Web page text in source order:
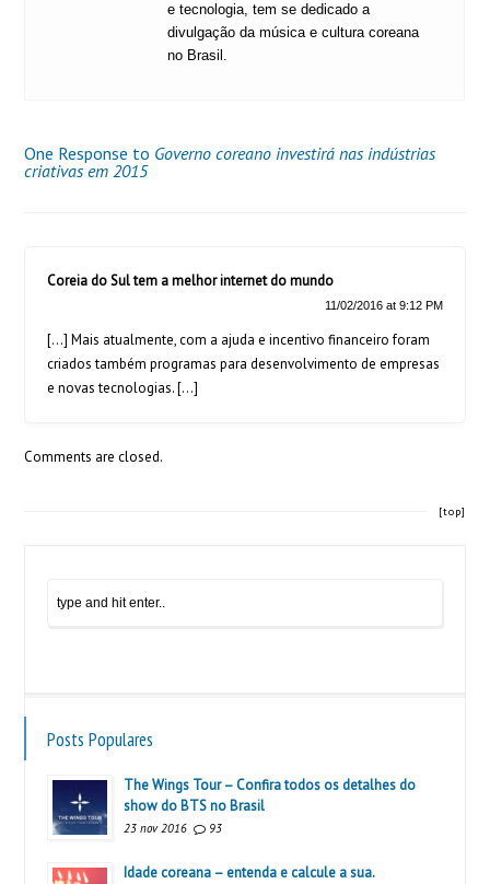
e tecnologia, tem se dedicado a
divulgação da música e cultura coreana
no Brasil.
One Response to Governo coreano investirá nas indústrias
criativas em 2015
Coreia do Sul tem a melhor internet do mundo
11/02/2016 at 9:12 PM
[…] Mais atualmente, com a ajuda e incentivo financeiro foram
criados também programas para desenvolvimento de empresas
e novas tecnologias. […]
Comments are closed.
[top]
Posts Populares
The Wings Tour – Confira todos os detalhes do
show do BTS no Brasil
23 nov 2016 93
Idade coreana – entenda e calcule a sua.